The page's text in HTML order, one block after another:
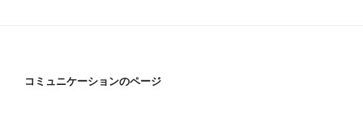
コミュニケーションのページ